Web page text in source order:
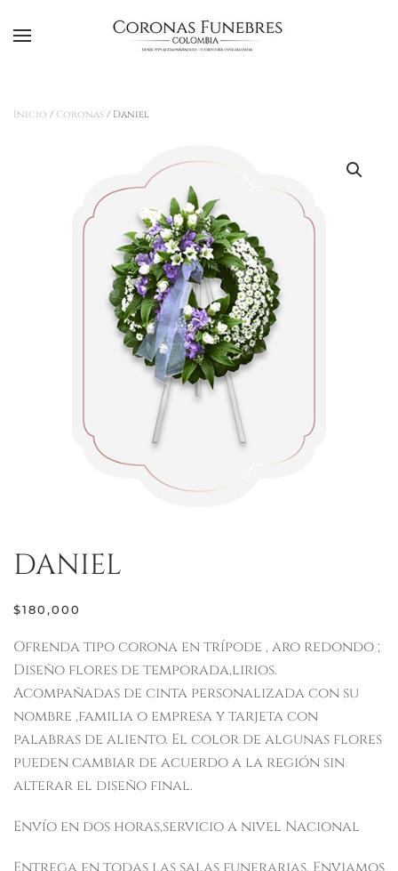
Ir al contenido principal
Inicio / Coronas / Daniel
DANIEL
$180,000
Ofrenda tipo corona en trípode , aro redondo ;
Diseño flores de temporada,lirios.
Acompañadas de cinta personalizada con su
nombre ,familia o empresa y tarjeta con
palabras de aliento. El color de algunas flores
pueden cambiar de acuerdo a la región sin
alterar el diseño final.
Envío en dos horas,servicio a nivel Nacional